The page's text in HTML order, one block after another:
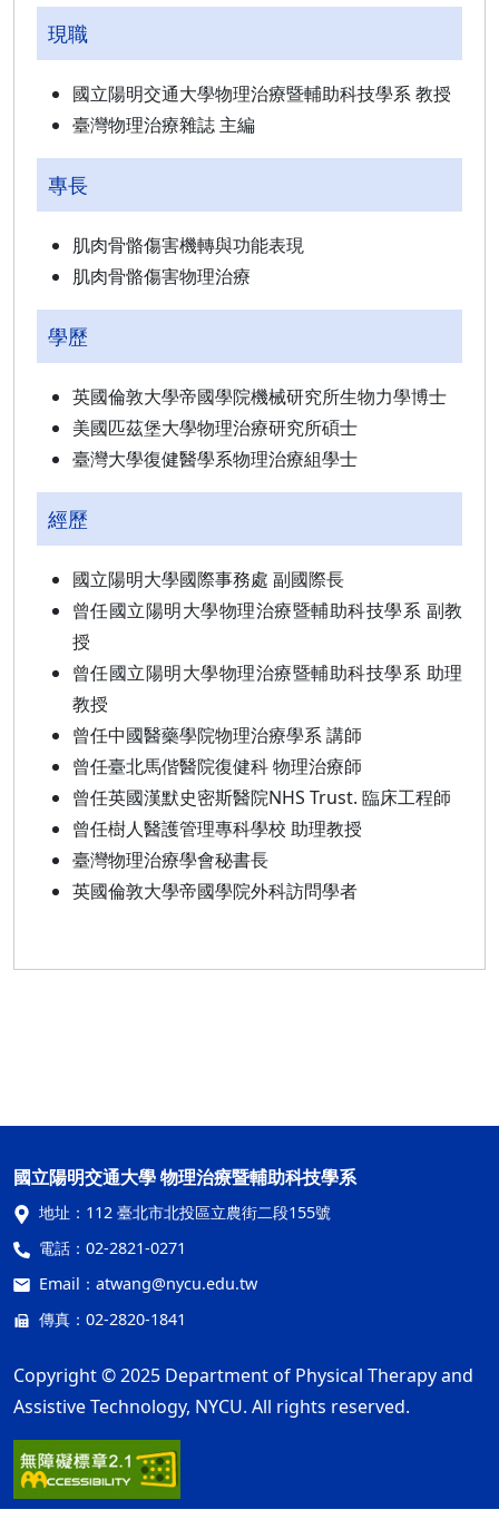
現職
國立陽明交通大學物理治療暨輔助科技學系 教授
臺灣物理治療雜誌 主編
專長
肌肉骨骼傷害機轉與功能表現
肌肉骨骼傷害物理治療
學歷
英國倫敦大學帝國學院機械研究所生物力學博士
美國匹茲堡大學物理治療研究所碩士
臺灣大學復健醫學系物理治療組學士
經歷
國立陽明大學國際事務處 副國際長
曾任國立陽明大學物理治療暨輔助科技學系 副教
授
曾任國立陽明大學物理治療暨輔助科技學系 助理
教授
曾任中國醫藥學院物理治療學系 講師
曾任臺北馬偕醫院復健科 物理治療師
曾任英國漢默史密斯醫院NHS Trust. 臨床工程師
曾任樹人醫護管理專科學校 助理教授
臺灣物理治療學會秘書長
英國倫敦大學帝國學院外科訪問學者
國立陽明交通大學 物理治療暨輔助科技學系
地址： 112 臺北市北投區立農街二段155號
電話： 02-2821-0271
Email： atwang@nycu.edu.tw
傳真：02-2820-1841
Copyright © 2025 Department of Physical Therapy and
Assistive Technology, NYCU. All rights reserved.